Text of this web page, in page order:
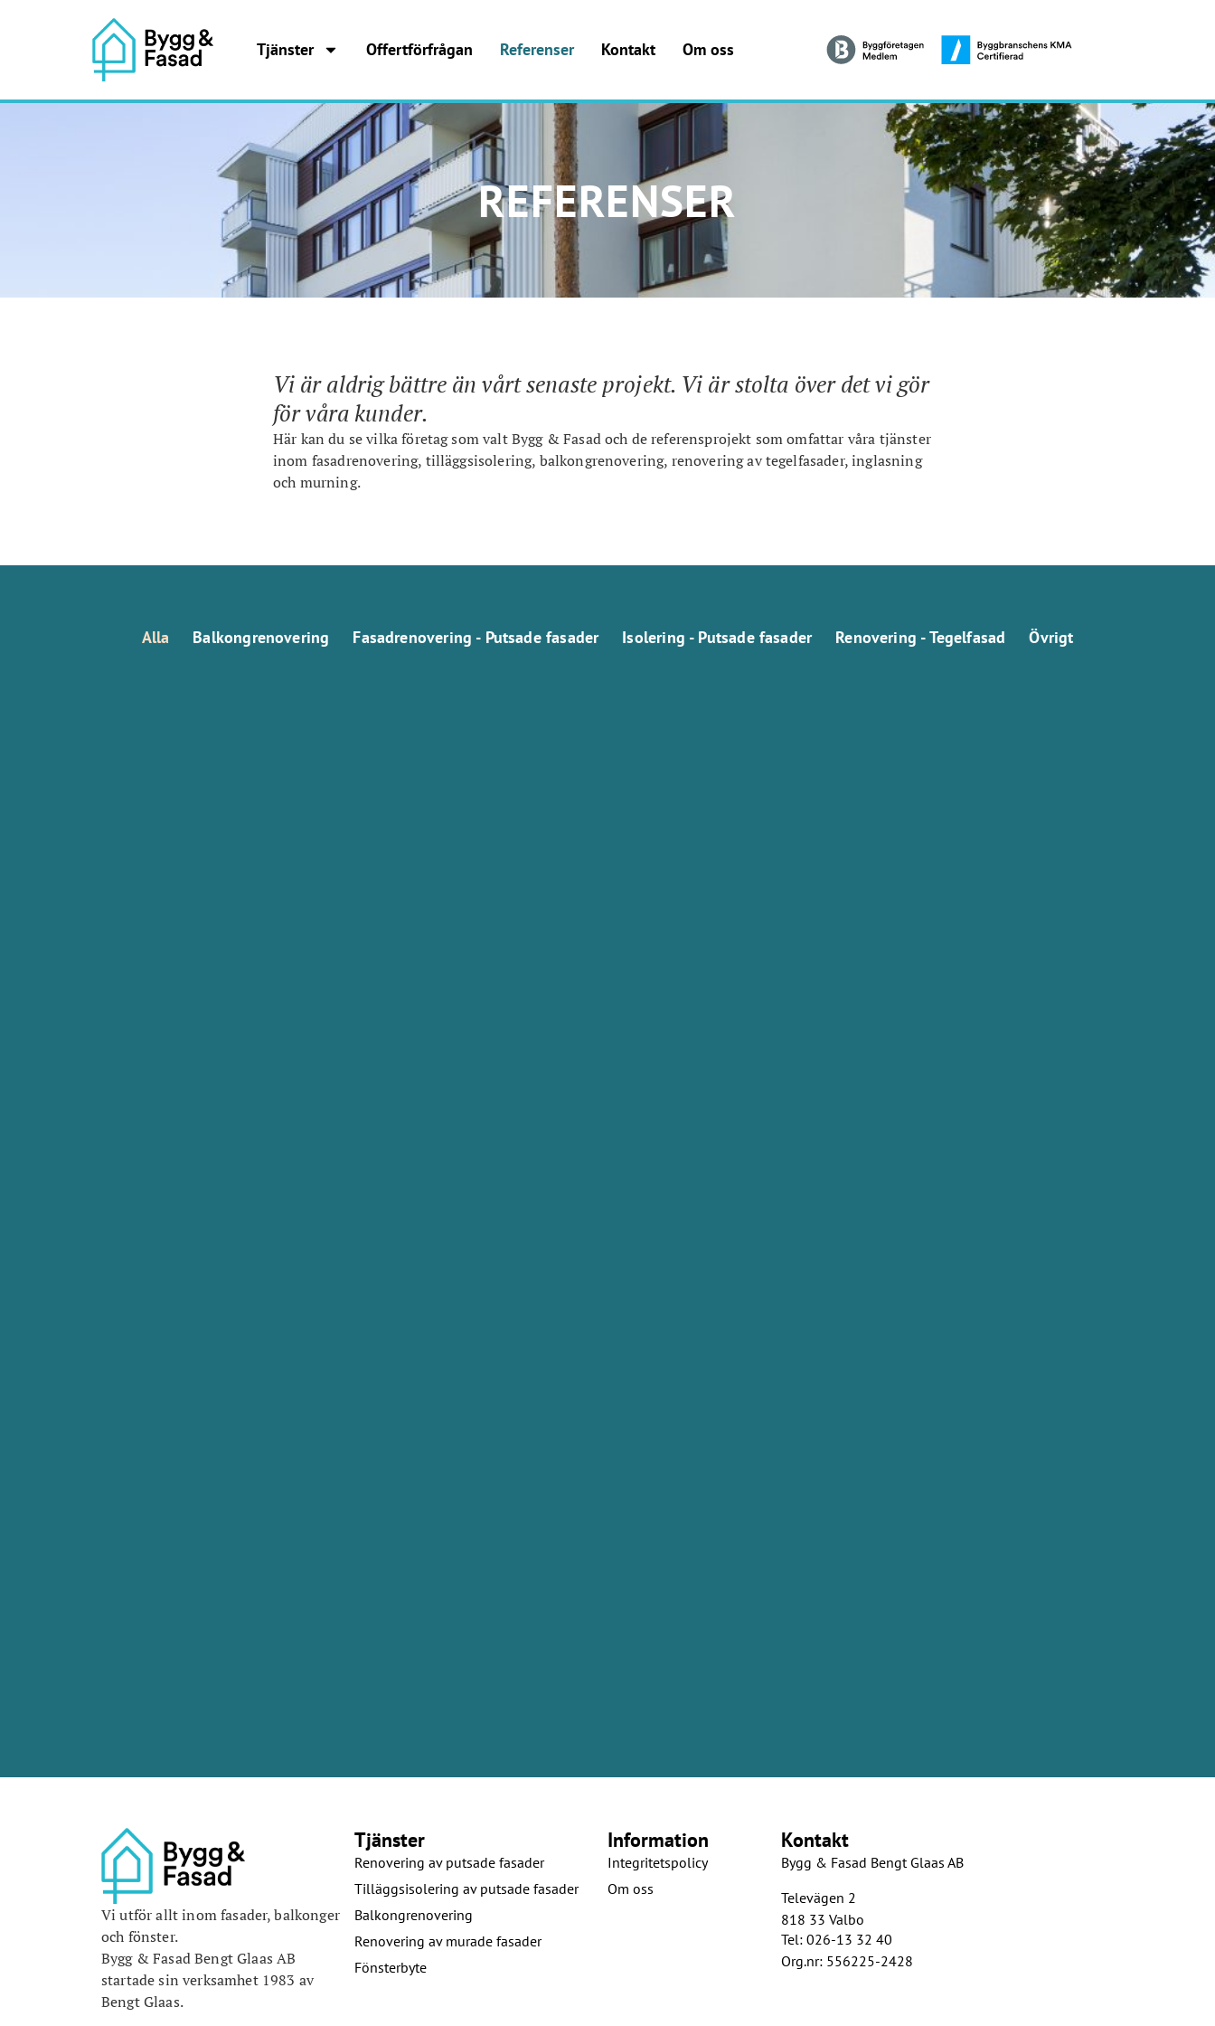
Tjänster Offertförfrågan Referenser Kontakt Om oss
REFERENSER
Vi är aldrig bättre än vårt senaste projekt‍. ‍Vi är stolta över det vi gör
för våra kunder.
Här kan du se vilka företag som valt Bygg & Fasad och de referensprojekt som omfattar våra tjänster
inom fasadrenovering, tilläggsisolering, balkongrenovering, renovering av tegelfasader, inglasning
och murning.
Alla Balkongrenovering Fasadrenovering - Putsade fasader Isolering - Putsade fasader Renovering - Tegelfasad Övrigt
Vi utför allt inom fasader, balkonger
och fönster.
Bygg & Fasad Bengt Glaas AB
startade sin verksamhet 1983 av
Bengt Glaas.
Tjänster
Renovering av putsade fasader
Tilläggsisolering av putsade fasader
Balkongrenovering
Renovering av murade fasader
Fönsterbyte
Information
Integritetspolicy
Om oss
Kontakt
Bygg & Fasad Bengt Glaas AB
Televägen 2
818 33 Valbo
Tel: 026-13 32 40
Org.nr: 556225-2428